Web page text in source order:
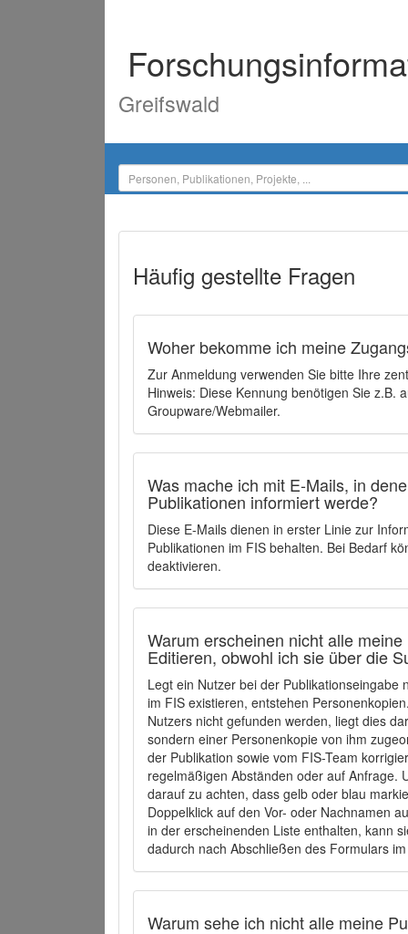
Greifswald
Häufig gestellte Fragen
Woher bekomme ich meine
Zur Anmeldung verwenden Sie bitte Ihre
Hinweis: Diese Kennung benötigen Sie z.B.
Groupware/Webmailer.
Was mache ich mit E-Mails, in
Publikationen informiert werde?
Diese E-Mails dienen in erster Linie zur
Publikationen im FIS behalten. Bei Bedarf
deaktivieren.
Warum erscheinen nicht alle
Editieren, obwohl ich sie über die
Legt ein Nutzer bei der
im FIS existieren, entstehen
Nutzers nicht gefunden werden, liegt dies
sondern einer Personenkopie von ihm
der Publikation sowie vom FIS-Team
regelmäßigen Abständen oder auf Anfrage.
darauf zu achten, dass gelb oder blau
Doppelklick auf den Vor- oder Nachnamen
in der erscheinenden Liste enthalten, kann
dadurch nach Abschließen des Formulars
Warum sehe ich nicht alle meine